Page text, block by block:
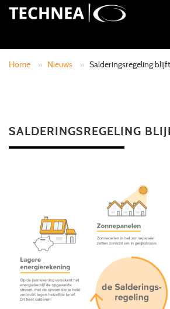
Home » Nieuws » Salderingsregeling
SALDERINGSREGELING